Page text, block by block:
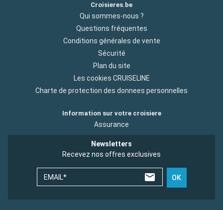
Croisieres.be
Qui sommes-nous ?
Questions fréquentes
Conditions générales de vente
Sécurité
Plan du site
Les cookies CRUISELINE
Charte de protection des donnees personnelles
Information sur votre croisiere
Assurance
Newsletters
Recevez nos offres exclusives
EMAIL* OK